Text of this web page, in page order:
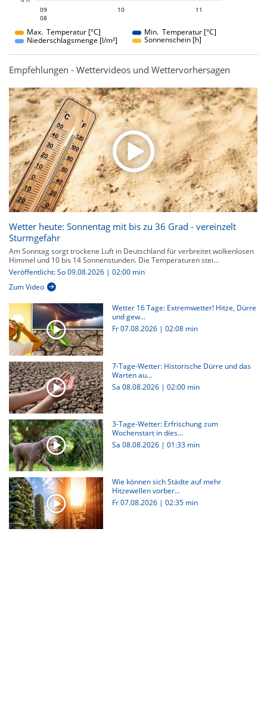
09
08
10 11
Max. Temperatur [°C]
Min. Temperatur [°C]
Niederschlagsmenge [l/m²]
Sonnenschein [h]
Empfehlungen - Wettervideos und Wettervorhersagen
Wetter heute: Sonnentag mit bis zu 36 Grad - vereinzelt
Sturmgefahr
Am Sonntag sorgt trockene Luft in Deutschland für verbreitet wolkenlosen
Himmel und 10 bis 14 Sonnenstunden. Die Temperaturen stei...
Veröffentlicht: So 09.08.2026 | 02:00 min
Zum Video
Wetter 16 Tage: Extremwetter! Hitze, Dürre
und gew...
Fr 07.08.2026 | 02:08 min
7-Tage-Wetter: Historische Dürre und das
Warten au...
Sa 08.08.2026 | 02:00 min
3-Tage-Wetter: Erfrischung zum
Wochenstart in dies...
Sa 08.08.2026 | 01:33 min
Wie können sich Städte auf mehr
Hitzewellen vorber...
Fr 07.08.2026 | 02:35 min